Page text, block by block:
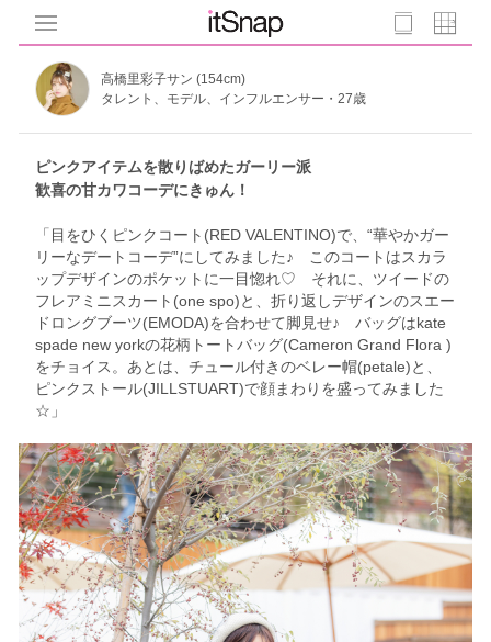
高橋里彩子サン (154cm)
タレント、モデル、インフルエンサー・27歳
ピンクアイテムを散りばめたガーリー派
歓喜の甘カワコーデにきゅん！
「目をひくピンクコート(RED VALENTINO)で、“華やかガー
リーなデートコーデ”にしてみました♪ このコートはスカラ
ップデザインのポケットに一目惚れ♡ それに、ツイードの
フレアミニスカート(one spo)と、折り返しデザインのスエー
ドロングブーツ(EMODA)を合わせて脚見せ♪ バッグはkate
spade new yorkの花柄トートバッグ(Cameron Grand Flora )
をチョイス。あとは、チュール付きのベレー帽(petale)と、
ピンクストール(JILLSTUART)で顔まわりを盛ってみました
☆」